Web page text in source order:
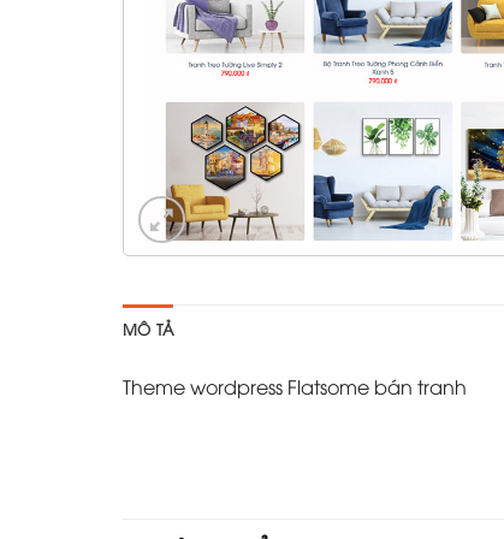
MÔ TẢ
Theme wordpress Flatsome bán tranh